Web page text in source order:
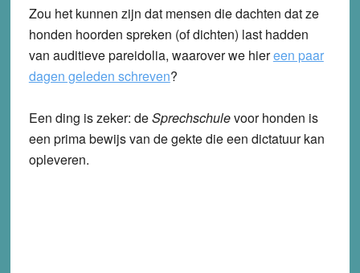
Zou het kunnen zijn dat mensen die dachten dat ze
honden hoorden spreken (of dichten) last hadden
van auditieve pareidolia, waarover we hiereen paar
dagen geleden schreven?
Een ding is zeker: deSprechschulevoor honden is
een prima bewijs van de gekte die een dictatuur kan
opleveren.